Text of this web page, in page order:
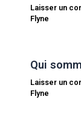
Laisser un
Flyne
Qui
Laisser un
Flyne